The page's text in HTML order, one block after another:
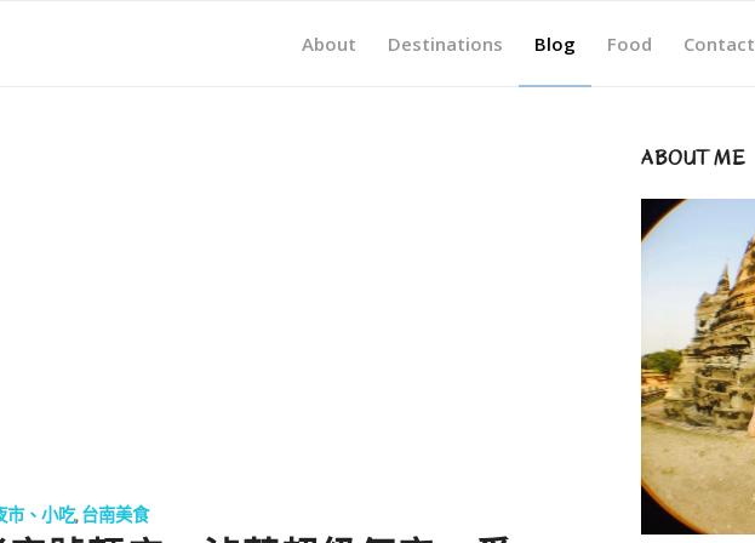
About Destinations Blog Food Contact
市、小吃,台南美食
ABOUT ME